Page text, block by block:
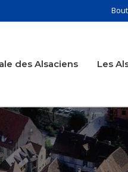
des Alsaciens Les